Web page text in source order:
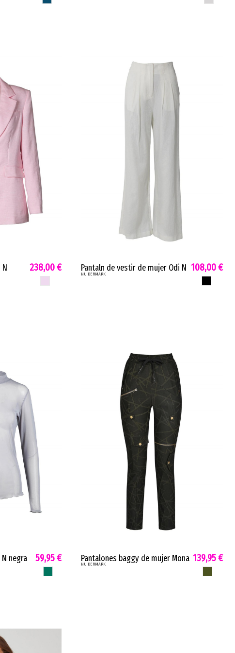
238,00 €
Pantaln de vestir de mujer Odi N
doble pinza pata ancha negro o
NU DERMARK
108,00 €
negra
tuil
59,95 €
Pantalones baggy de mujer Mona
N verde oscuro estampado
NU DERMARK
139,95 €